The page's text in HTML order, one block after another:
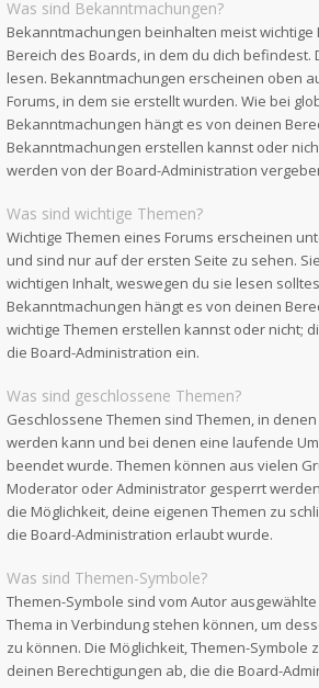
Was sind Bekanntmachungen?
Bekanntmachungen beinhalten meist
Bereich des Boards, in dem du dich befindest.
lesen. Bekanntmachungen erscheinen oben
Forums, in dem sie erstellt wurden. Wie bei
Bekanntmachungen hängt es von deinen
Bekanntmachungen erstellen kannst oder
werden von der Board-Administration
Was sind wichtige Themen?
Wichtige Themen eines Forums erscheinen
und sind nur auf der ersten Seite zu sehen.
wichtigen Inhalt, weswegen du sie lesen
Bekanntmachungen hängt es von deinen
wichtige Themen erstellen kannst oder nicht;
die Board-Administration ein.
Was sind geschlossene Themen?
Geschlossene Themen sind Themen, in
werden kann und bei denen eine laufende
beendet wurde. Themen können aus vielen
Moderator oder Administrator gesperrt
die Möglichkeit, deine eigenen Themen zu
die Board-Administration erlaubt wurde.
Was sind Themen-Symbole?
Themen-Symbole sind vom Autor
Thema in Verbindung stehen können, um
zu können. Die Möglichkeit, Themen-Symbole
deinen Berechtigungen ab, die die Board-